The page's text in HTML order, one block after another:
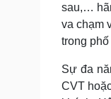
sau,…
va chạm
trong
Sự đa
CVT